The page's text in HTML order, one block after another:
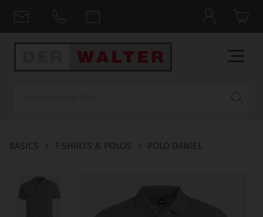
BASICS › T-SHIRTS & POLOS › POLO DANIEL